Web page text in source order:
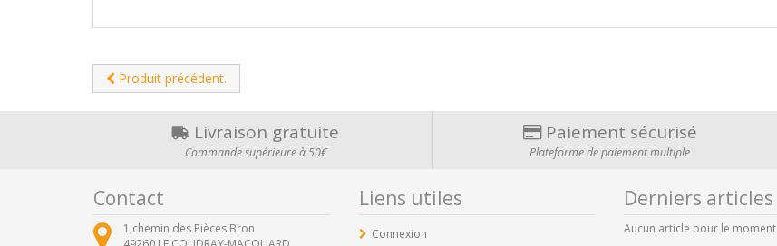
Produit précédent.
Livraison gratuite
Commande supérieure à 50€
Paiement sécurisé
Plateforme de paiement multiple
Contact
1,chemin des Pièces Bron
Liens utiles
Connexion
Derniers articles
Aucun article pour le moment